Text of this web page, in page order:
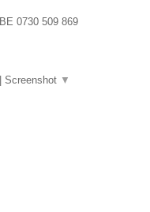
BE 0730 509 869
Screenshot ▼